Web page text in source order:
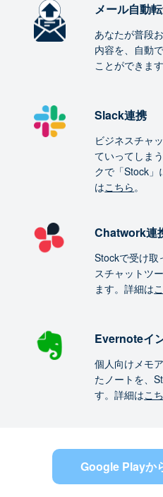
メール自動
あなたが普段
内容を、自動
ことができま
Slack連携
ビジネスチャ
ていってしま
クで「Stock」
はこちら。
Chatwork連
Stockで受け取
スチャットツ
ます。詳細は
Evernoteイ
個人向けメモ
たノートを、
す。詳細はこ
Google Playか